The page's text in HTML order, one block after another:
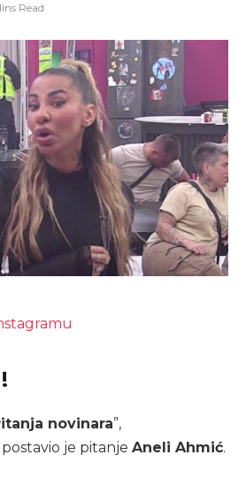
Read
novinara”,
postavio je pitanje Aneli Ahmić.